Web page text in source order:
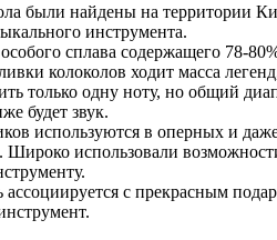
были найдены на территории
инструмента.
сплава содержащего 78-
колоколов ходит масса
только одну ноту, но общий
будет звук.
используются в оперных и
использовали
с прекрасным